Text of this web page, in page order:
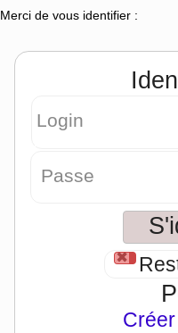
Merci de vous identifier :
Login
Passe